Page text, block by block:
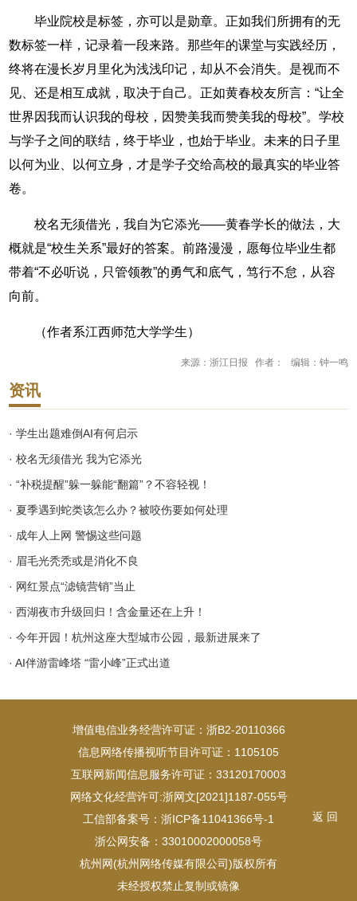
返 回
毕业院校是标签，亦可以是勋章。正如我们所拥有的无
数标签一样，记录着一段来路。那些年的课堂与实践经历，
终将在漫长岁月里化为浅浅印记，却从不会消失。是视而不
见、还是相互成就，取决于自己。正如黄春校友所言：“让全
世界因我而认识我的母校，因赞美我而赞美我的母校”。学校
与学子之间的联结，终于毕业，也始于毕业。未来的日子里
以何为业、以何立身，才是学子交给高校的最真实的毕业答
卷。
校名无须借光，我自为它添光——黄春学长的做法，大
概就是“校生关系”最好的答案。前路漫漫，愿每位毕业生都
带着“不必听说，只管领教”的勇气和底气，笃行不怠，从容
向前。
（作者系江西师范大学学生）
来源：浙江日报 作者： 编辑：钟一鸣
资讯
· 学生出题难倒AI有何启示
· 校名无须借光 我为它添光
· “补税提醒”躲一躲能“翻篇”？不容轻视！
· 夏季遇到蛇类该怎么办？被咬伤要如何处理
· 成年人上网 警惕这些问题
· 眉毛光秃秃或是消化不良
· 网红景点“滤镜营销”当止
· 西湖夜市升级回归！含金量还在上升！
· 今年开园！杭州这座大型城市公园，最新进展来了
· AI伴游雷峰塔 “雷小峰”正式出道
增值电信业务经营许可证：浙B2-20110366
信息网络传播视听节目许可证：1105105
互联网新闻信息服务许可证：33120170003
网络文化经营许可:浙网文[2021]1187-055号
工信部备案号：浙ICP备11041366号-1
浙公网安备：33010002000058号
杭州网(杭州网络传媒有限公司)版权所有
未经授权禁止复制或镜像